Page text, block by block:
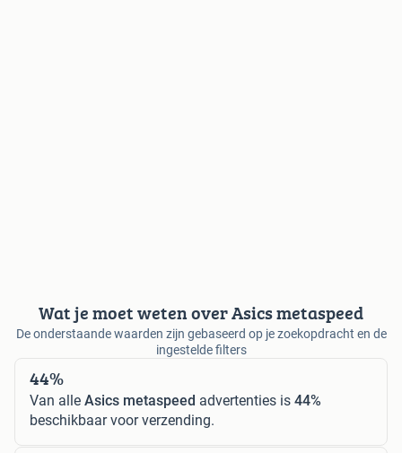
Wat je moet weten over Asics metaspeed
De onderstaande waarden zijn gebaseerd op je zoekopdracht en de
ingestelde filters
44%
Van alle Asics metaspeed advertenties is 44%
beschikbaar voor verzending.